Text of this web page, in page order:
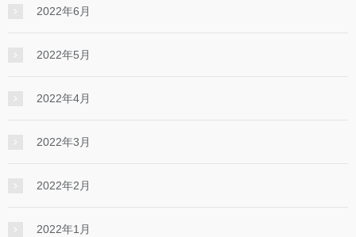
2022年6月
2022年5月
2022年4月
2022年3月
2022年2月
2022年1月